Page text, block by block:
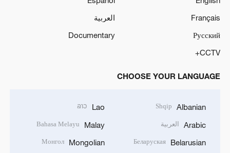
Français
العربية
Русский
Documentary
CCTV+
CHOOSE YOUR LANGUAGE
Albanian
Shqip
Arabic العربية
Belarusian
Беларуская
Lao
ລາວ
Malay
Bahasa Melayu
Mongolian
Монгол